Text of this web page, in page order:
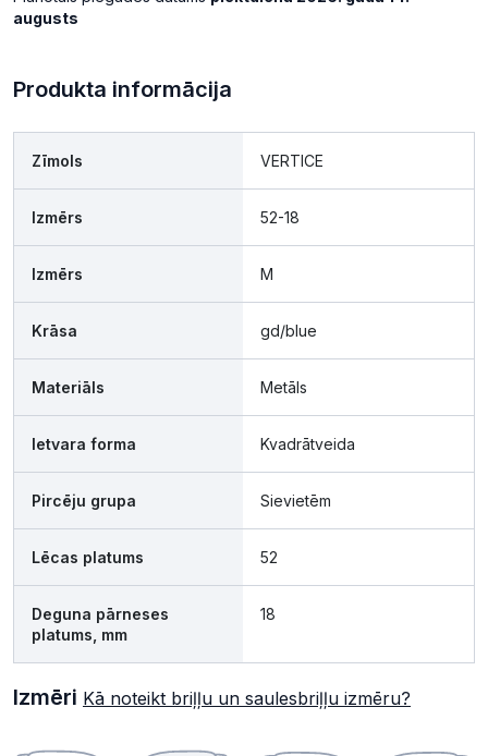
augusts
Produkta informācija
Zīmols VERTICE
Izmērs 52-18
Izmērs M
Krāsa gd/blue
Materiāls Metāls
Ietvara forma Kvadrātveida
Pircēju grupa Sievietēm
Lēcas platums 52
Deguna pārneses
platums, mm
18
Izmēri Kā noteikt briļļu un saulesbriļļu izmēru?